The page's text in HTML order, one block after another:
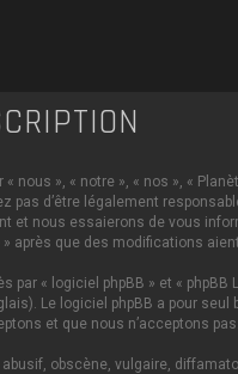
nous », « notre », « nos », «
pas d’être légalement
et nous essaierons de vous
après que des modifications
par « logiciel phpBB » et «
Le logiciel phpBB a pour
et que nous n’acceptons
obscène, vulgaire,